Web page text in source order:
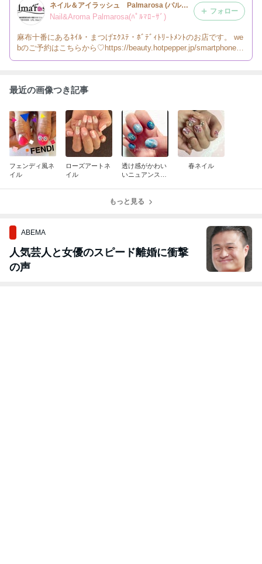
ネイル＆アイラッシュ Palmarosa (パルマローザ）のブログ
Nail&Aroma Palmarosa(ﾊﾟﾙﾏﾛｰｻﾞ)
麻布十番にあるﾈｲﾙ・まつげｴｸｽﾃ・ﾎﾞﾃﾞｨﾄﾘｰﾄﾒﾝﾄのお店です。 we
bのご予約はこちらから♡https://beauty.hotpepper.jp/smartphone/k
r/slnH000139042/
フォロー
最近の画像つき記事
フェンディ風ネ
イル
ローズアートネ
イル
透け感がかわい
いニュアンスネ
春ネイル
もっと見る
ABEMA
人気芸人と女優のスピード離婚に衝撃
の声